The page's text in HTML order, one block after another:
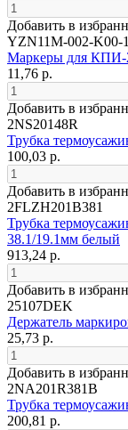
Добавить в
YZN11M-002-K00-
Маркеры для
11,76 р.
Добавить в
2NS20148R
Трубка
100,03 р.
Добавить в
2FLZH201B381
Трубка
38.1/19.1мм белый
913,24 р.
Добавить в
25107DEK
Держатель
25,73 р.
Добавить в
2NA201R381B
Трубка
200,81 р.